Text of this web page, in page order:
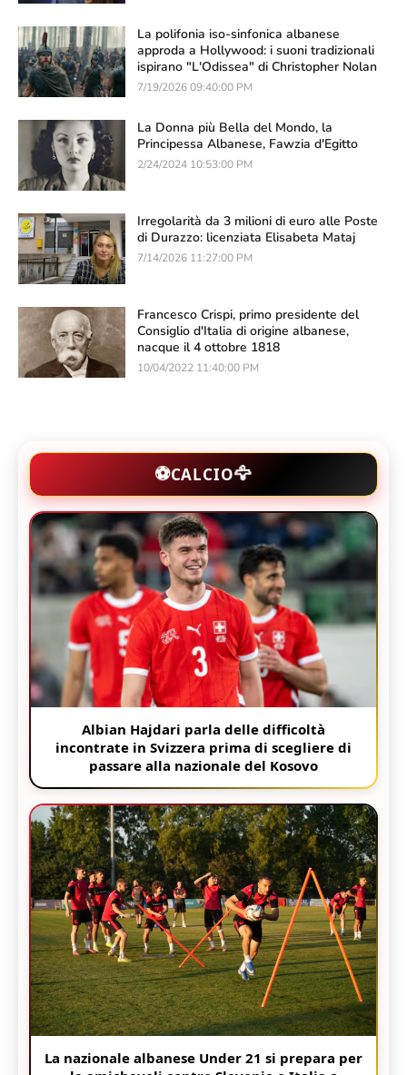
La polifonia iso-sinfonica albanese
approda a Hollywood: i suoni tradizionali
ispirano "L'Odissea" di Christopher Nolan
7/19/2026 09:40:00 PM
La Donna più Bella del Mondo, la
Principessa Albanese, Fawzia d'Egitto
2/24/2024 10:53:00 PM
Irregolarità da 3 milioni di euro alle Poste
di Durazzo: licenziata Elisabeta Mataj
7/14/2026 11:27:00 PM
Francesco Crispi, primo presidente del
Consiglio d'Italia di origine albanese,
nacque il 4 ottobre 1818
10/04/2022 11:40:00 PM
⚽CALCIO🦅
Albian Hajdari parla delle difficoltà
incontrate in Svizzera prima di scegliere di
passare alla nazionale del Kosovo
La nazionale albanese Under 21 si prepara per